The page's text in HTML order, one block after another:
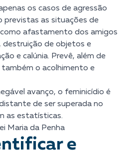
os casos de agressão
previstas as situações de
afastamento dos amigos
destruição de objetos e
e calúnia. Prevê, além de
também o acolhimento e
avanço, o feminicídio é
de ser superada no
as estatísticas.
Maria da Penha
e